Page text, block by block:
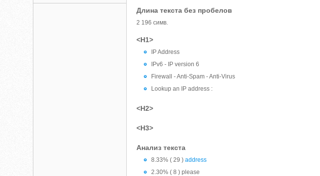
Длина текста без пробелов
2 196 симв.
<H1>
IP Address
IPv6 - IP version 6
Firewall - Anti-Spam - Anti-Virus
Lookup an IP address :
<H2>
<H3>
Анализ текста
8.33% ( 29 )address
2.30% ( 8 ) please